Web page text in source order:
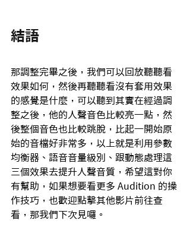
結語
那調整完畢之後，我們可以回放聽聽看
效果如何，然後再聽聽看沒有套用效果
的感覺是什麼，可以聽到其實在經過調
整之後，他的人聲音色比較亮一點，然
後整個音色也比較跳脫，比起一開始原
始的音檔好非常多，以上就是利用參數
均衡器、語音音量級別、跟動態處理這
三個效果去提升人聲音質，希望這對你
有幫助，如果想要看更多 Audition 的操
作技巧，也歡迎點擊其他影片前往查
看，那我們下次見囉。